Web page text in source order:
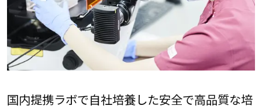
国内提携ラボで自社培養した安全で高品質な培